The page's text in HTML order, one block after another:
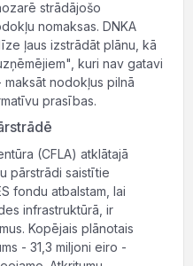
strādājošo
nomaksas. DNKA
ļaus izstrādāt plānu, kā
kuri nav gatavi
nodokļus pilnā
prasības.
(CFLA) atklātajā
pārstrādi saistītie
fondu atbalstam, lai
infrastruktūrā, ir
Kopējais plānotais
- 31,3 miljoni eiro -